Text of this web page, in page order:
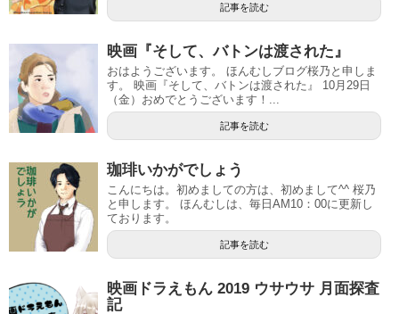
記事を読む
映画『そして、バトンは渡された』
おはようございます。 ほんむしブログ桜乃と申しま
す。 映画『そして、バトンは渡された』 10月29日
（金）おめでとうございます！...
記事を読む
珈琲いかがでしょう
こんにちは。初めましての方は、初めまして^^ 桜乃
と申します。 ほんむしは、毎日AM10：00に更新し
ております。
記事を読む
映画ドラえもん 2019 ウサウサ 月面探査
記